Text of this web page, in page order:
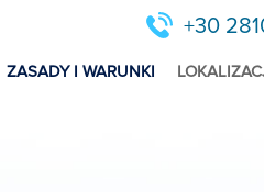
+30
ZASADY I WARUNKI